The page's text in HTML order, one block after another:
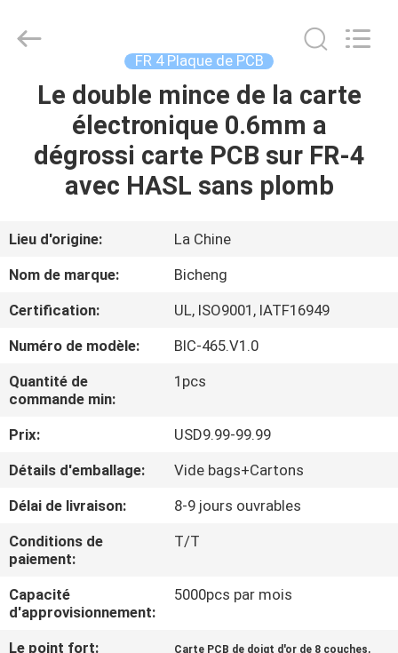
MAISON
VIDÉOS
À
PROPOS
DE
VISITE
DE
L'USINE
CONTRÔLE
DE
Electronics
Technology
Reserved.
FR 4 Plaque de PCB
Le double mince de la carte
électronique 0.6mm a
dégrossi carte PCB sur FR-4
avec HASL sans plomb
Lieu d'origine:
La Chine
Nom de marque:
Bicheng
Certification:
UL, ISO9001, IATF16949
Numéro de modèle:
BIC-465.V1.0
Quantité de
commande min:
1pcs
Prix:
USD9.99-99.99
Détails d'emballage:
Vide bags+Cartons
Délai de livraison:
8-9 jours ouvrables
Conditions de
paiement:
T/T
Capacité
d'approvisionnement:
5000pcs par mois
Le point fort: Carte PCB de doigt d'or de 8 couches,